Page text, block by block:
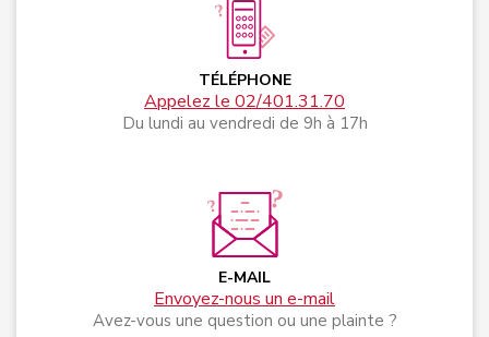
TÉLÉPHONE
Appelez le 02/401.31.70
Du lundi au vendredi de 9h à 17h
E-MAIL
Envoyez-nous un e-mail
Avez-vous une question ou une plainte ?